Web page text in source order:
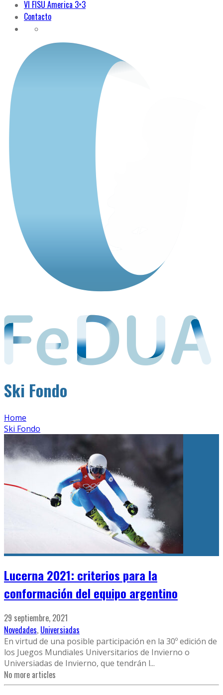
VI FISU America 3×3
Contacto
Ski Fondo
Home
Ski Fondo
Lucerna 2021: criterios para la
conformación del equipo argentino
29 septiembre, 2021
Novedades, Universiadas
En virtud de una posible participación en la 30º edición de
los Juegos Mundiales Universitarios de Invierno o
Universiadas de Invierno, que tendrán l...
No more articles